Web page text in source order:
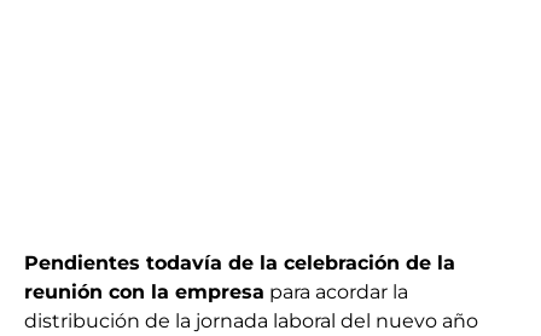
Pendientes todavía de la celebración de la
reunión con la empresa para acordar la
distribución de la jornada laboral del nuevo año